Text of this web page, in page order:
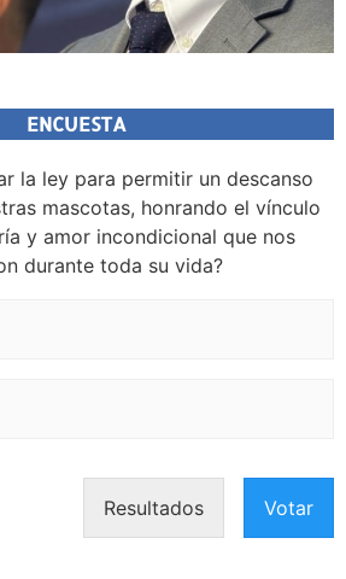
ENCUESTA
la ley para permitir un descanso
mascotas, honrando el vínculo
y amor incondicional que nos
durante toda su vida?
Resultados Votar